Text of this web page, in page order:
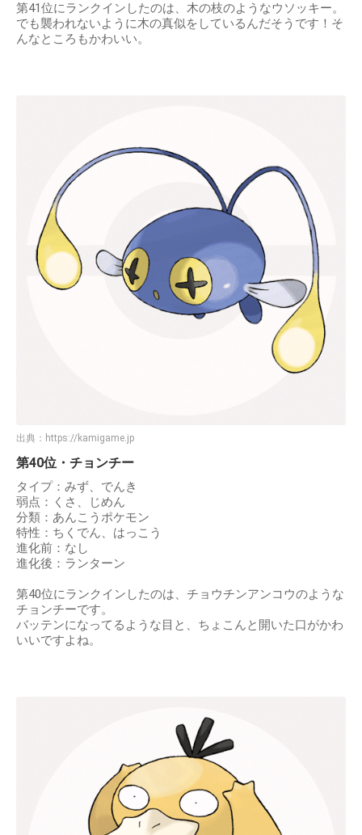
第41位にランクインしたのは、木の枝のようなウソッキー。
でも襲われないように木の真似をしているんだそうです！そ
んなところもかわいい。
出典： https://kamigame.jp
第40位・チョンチー
タイプ：みず、でんき
弱点：くさ、じめん
分類：あんこうポケモン
特性：ちくでん、はっこう
進化前：なし
進化後：ランターン
第40位にランクインしたのは、チョウチンアンコウのような
チョンチーです。
バッテンになってるような目と、ちょこんと開いた口がかわ
いいですよね。